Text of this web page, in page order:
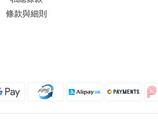
條款與細則